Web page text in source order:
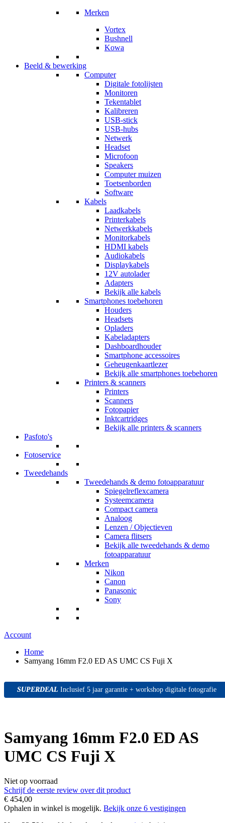
Merken
Vortex
Bushnell
Kowa
Beeld & bewerking
Computer
Digitale fotolijsten
Monitoren
Tekentablet
Kalibreren
USB-stick
USB-hubs
Netwerk
Headset
Microfoon
Speakers
Computer muizen
Toetsenborden
Software
Kabels
Laadkabels
Printerkabels
Netwerkkabels
Monitorkabels
HDMI kabels
Audiokabels
Displaykabels
12V autolader
Adapters
Bekijk alle kabels
Smartphones toebehoren
Houders
Headsets
Opladers
Kabeladapters
Dashboardhouder
Smartphone accessoires
Geheugenkaartlezer
Bekijk alle smartphones toebehoren
Printers & scanners
Printers
Scanners
Fotopapier
Inktcartridges
Bekijk alle printers & scanners
Pasfoto's
Fotoservice
Tweedehands
Tweedehands & demo fotoapparatuur
Spiegelreflexcamera
Systeemcamera
Compact camera
Analoog
Lenzen / Objectieven
Camera flitsers
Bekijk alle tweedehands & demo
fotoapparatuur
Merken
Nikon
Canon
Panasonic
Sony
Account
Home
Samyang 16mm F2.0 ED AS UMC CS Fuji X
SUPERDEAL
SUPERDEAL
SUPERDEAL Inclusief 5 jaar garantie + workshop digitale fotografie
Samyang 16mm F2.0 ED AS
UMC CS Fuji X
Niet op voorraad
Schrijf de eerste review over dit product
€ 454,00
Ophalen in winkel is mogelijk. Bekijk onze 6 vestigingen